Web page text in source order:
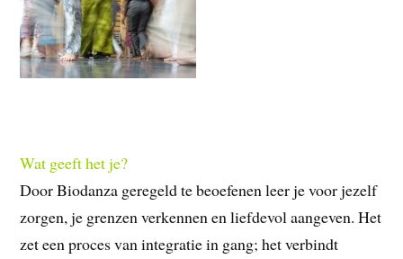
Wat geeft het je?
Door Biodanza geregeld te beoefenen leer je voor jezelf
zorgen, je grenzen verkennen en liefdevol aangeven. Het
zet een proces van integratie in gang; het verbindt